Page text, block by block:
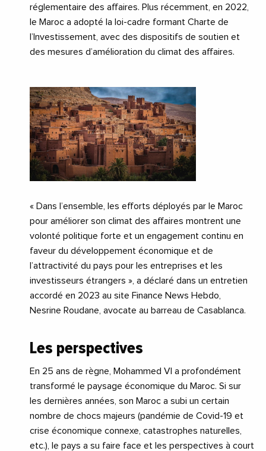
réglementaire des affaires. Plus récemment, en 2022,
le Maroc a adopté la loi-cadre formant Charte de
l’Investissement, avec des dispositifs de soutien et
des mesures d’amélioration du climat des affaires.
« Dans l’ensemble, les efforts déployés par le Maroc
pour améliorer son climat des affaires montrent une
volonté politique forte et un engagement continu en
faveur du développement économique et de
l’attractivité du pays pour les entreprises et les
investisseurs étrangers », a déclaré dans un entretien
accordé en 2023 au site Finance News Hebdo,
Nesrine Roudane, avocate au barreau de Casablanca.
Les perspectives
En 25 ans de règne, Mohammed VI a profondément
transformé le paysage économique du Maroc. Si sur
les dernières années, son Maroc a subi un certain
nombre de chocs majeurs (pandémie de Covid-19 et
crise économique connexe, catastrophes naturelles,
etc.), le pays a su faire face et les perspectives à court